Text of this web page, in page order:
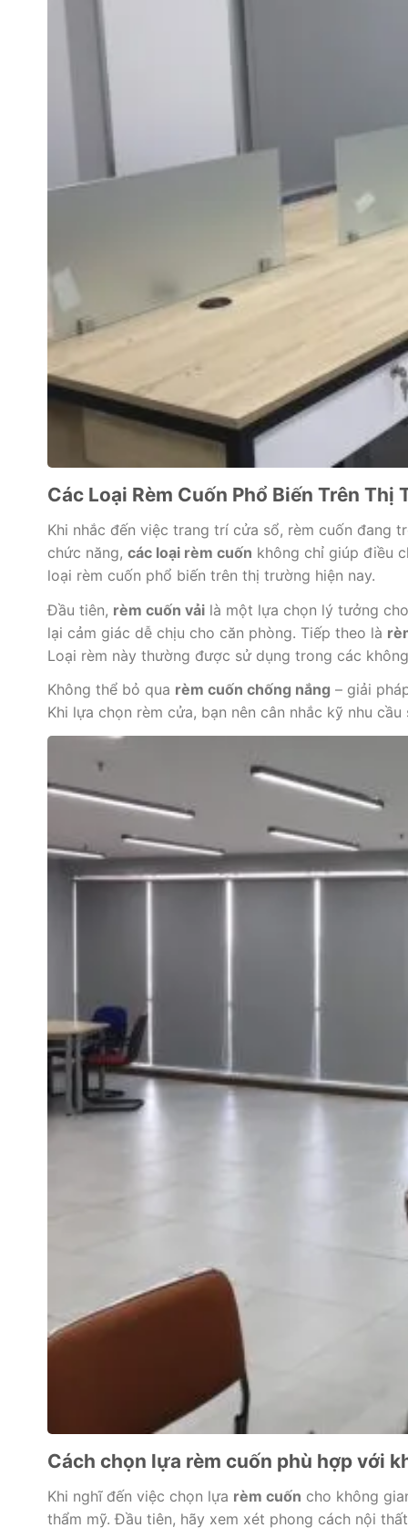
Các Loại Rèm Cuốn Phổ Biến Trên Thị
Khi nhắc đến việc trang trí cửa sổ, rèm cuốn đang
chức năng, các loại rèm cuốn không chỉ giúp điều
loại rèm cuốn phổ biến trên thị trường hiện nay.
Đầu tiên, rèm cuốn vảilà một lựa chọn lý tưởng
lại cảm giác dễ chịu cho căn phòng. Tiếp theo là
Loại rèm này thường được sử dụng trong các
Không thể bỏ qua rèm cuốn chống nắng – giải
Khi lựa chọn rèm cửa, bạn nên cân nhắc kỹ nhu
Cách chọn lựa rèm cuốn phù hợp với
Khi nghĩ đến việc chọn lựa rèm cuốn cho không
thẩm mỹ. Đầu tiên, hãy xem xét phong cách nội